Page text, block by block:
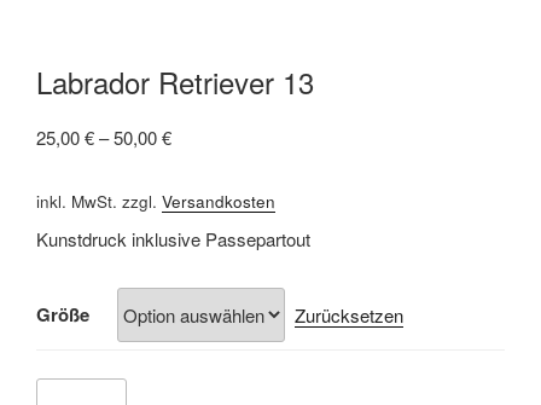
Labrador Retriever 13
25,00€–50,00€
inkl. MwSt. zzgl. Versandkosten
Kunstdruck inklusive Passepartout
Größe Zurücksetzen